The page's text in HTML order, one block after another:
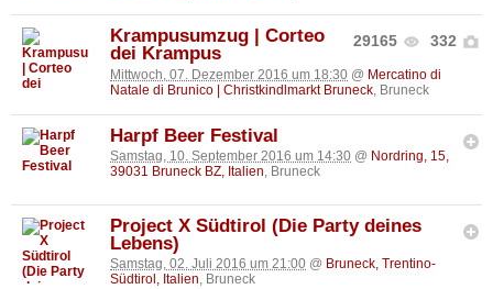
29165 332
Krampusumzug | Corteo
dei Krampus
Mittwoch, 07. Dezember 2016 um 18:30 @ Mercatino di
Natale di Brunico | Christkindlmarkt Bruneck , Bruneck
Harpf Beer Festival
Samstag, 10. September 2016 um 14:30 @ Nordring, 15,
39031 Bruneck BZ, Italien, Bruneck
Project X Südtirol (Die Party deines
Lebens)
Samstag, 02. Juli 2016 um 21:00 @ Bruneck, Trentino-
Südtirol, Italien, Bruneck